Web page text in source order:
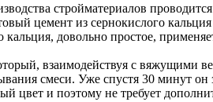
стройматериалов
цемент из сернокислого
довольно простое,
взаимодействуя с
смеси. Уже спустя 30 минут
цвет и поэтому не требует